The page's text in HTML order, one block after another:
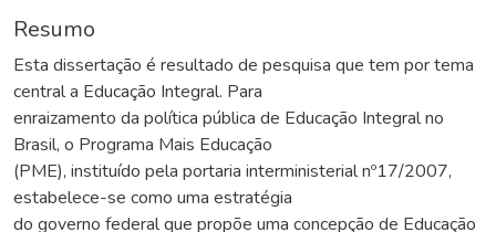
Resumo
Esta dissertação é resultado de pesquisa que tem por tema
central a Educação Integral. Para
enraizamento da política pública de Educação Integral no
Brasil, o Programa Mais Educação
(PME), instituído pela portaria interministerial nº17/2007,
estabelece-se como uma estratégia
do governo federal que propõe uma concepção de Educação